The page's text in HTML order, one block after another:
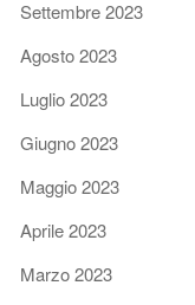
Settembre 2023
Agosto 2023
Luglio 2023
Giugno 2023
Maggio 2023
Aprile 2023
Marzo 2023